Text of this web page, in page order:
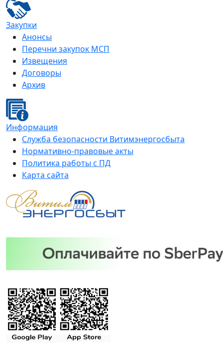
Закупки
Анонсы
Перечни закупок МСП
Извещения
Договоры
Архив
Информация
Служба безопасности Витимэнергосбыта
Нормативно-правовые акты
Политика работы с ПД
Карта сайта